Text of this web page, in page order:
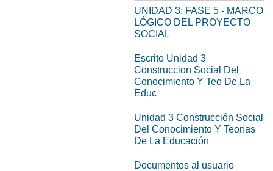
UNIDAD 3: FASE 5 - MARCO
LÓGICO DEL PROYECTO
SOCIAL
Escrito Unidad 3
Construccion Social Del
Conocimiento Y Teo De La
Educ
Unidad 3 Construcción Social
Del Conocimiento Y Teorías
De La Educación
Documentos al usuario